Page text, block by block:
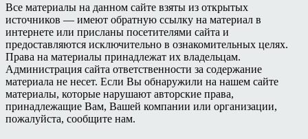
Все материалы на данном сайте взяты из открытых
источников — имеют обратную ссылку на материал в
интернете или присланы посетителями сайта и
предоставляются исключительно в ознакомительных целях.
Права на материалы принадлежат их владельцам.
Администрация сайта ответственности за содержание
материала не несет. Если Вы обнаружили на нашем сайте
материалы, которые нарушают авторские права,
принадлежащие Вам, Вашей компании или организации,
пожалуйста, сообщите нам.